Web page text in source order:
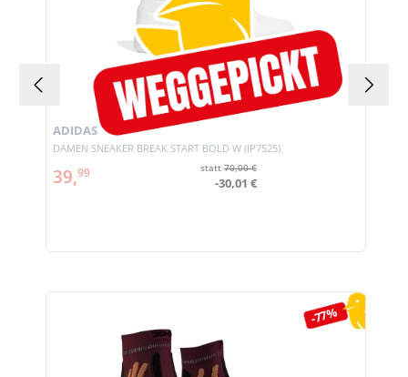
DAMEN SNEAKER BREAK START BOLD W (JP7525)
ADIDAS
39,99 statt70,00 €
-30,01 €
-77%